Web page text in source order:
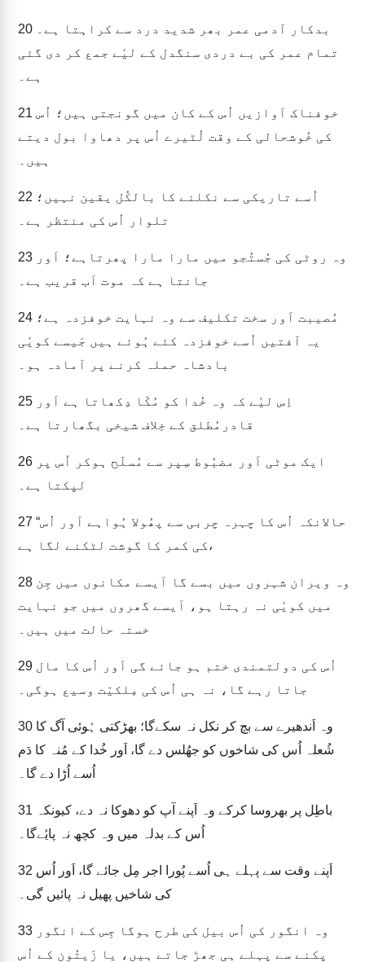
20
تمام عمر کی بے دردی سنگدل کے لیٔے جمع کر دی گئی
ہے۔
21
کی خُوشحالی کے وقت لُٹیرے اُس پر دھاوا بول دیتے
ہیں۔
22
تلوار اُس کی منتظر ہے۔
23
جانتا ہے کہ موت اَب قریب ہے۔
24
یہ آفتیں اُسے خوفزدہ کئے ہُوئے ہیں جَیسے کویٔی
بادشاہ حملہ کرنے پر آمادہ ہو۔
25
قادرمُطلق کے خِلاف شیخی بگھارتا ہے۔
26
لپکتا ہے۔
27 “حالانکہ اُس کا چہرہ چربی سے پھُولا ہُواہے اَور اُس
کی کمر کا گوشت لٹکنے لگا ہے،
28
میں کویٔی نہ رہتا ہو، اَیسے گھروں میں جو نہایت
خستہ حالت میں ہیں۔
29
جاتا رہے گا، نہ ہی اُس کی مِلکیّت وسیع ہوگی۔
30
شُعلہ اُس کی شاخوں کو جھُلس دے گا، اَور خُدا کے مُنہ کا دَم
اُسے اُڑا دے گا۔
31
اُس کے بدلہ میں وہ کچھ نہ پایٔےگا۔
32
کی شاخیں پھیل نہ پائیں گی۔
33
پکنے سے پہلے ہی جھڑ جاتے ہیں، یا زَیتُون کے اُس